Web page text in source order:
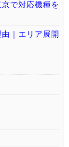
で対応機種を
｜エリア展開